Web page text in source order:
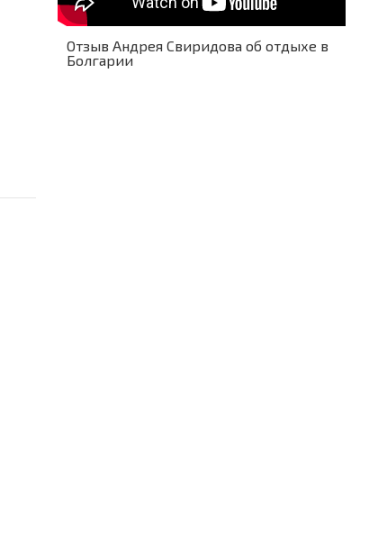
Отзыв Андрея Свиридова об отдыхе в
Болгарии